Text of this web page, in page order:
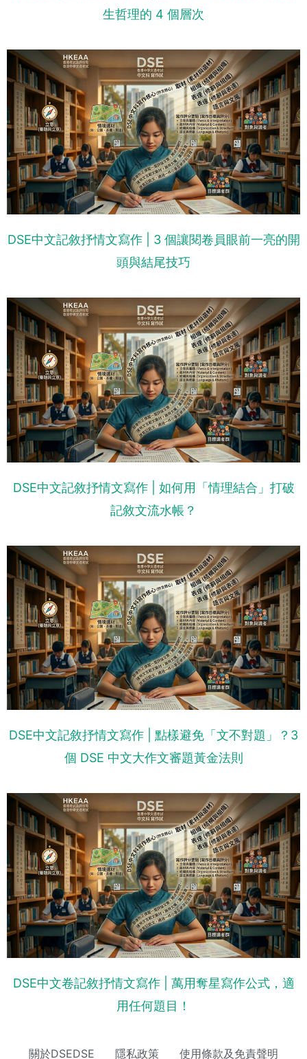
生哲理的 4 個層次
DSE中文記敘抒情文寫作 | 3 個讓閱卷員眼前一亮的開
頭與結尾技巧
DSE中文記敘抒情文寫作 | 如何用「情理結合」打破
記敘文流水帳？
DSE中文記敘抒情文寫作 | 點樣避免「文不對題」？3
個 DSE 中文大作文審題黃金法則
DSE中文卷記敘抒情文寫作 | 萬用奪星寫作公式，適
用任何題目！
關於DSEDSE 隱私政策 使用條款及免責聲明